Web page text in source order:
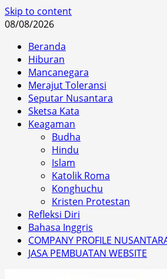
Skip to content
08/08/2026
Beranda
Hiburan
Mancanegara
Merajut Toleransi
Seputar Nusantara
Sketsa Kata
Keagaman
Budha
Hindu
Islam
Katolik Roma
Konghuchu
Kristen Protestan
Refleksi Diri
Bahasa Inggris
COMPANY PROFILE
JASA PEMBUATAN WEBSITE